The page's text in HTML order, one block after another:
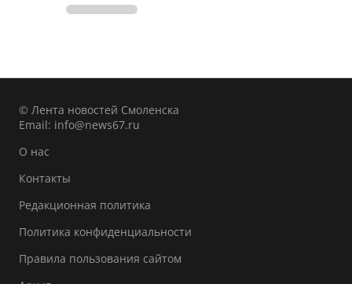
© Лента новостей Смоленска
Email: info@news67.ru
О нас
Контакты
Редакционная политика
Политика конфиденциальности
Правила пользования сайтом